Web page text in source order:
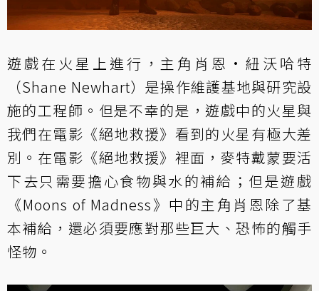
遊戲在火星上進行，主角肖恩·紐沃哈特
（Shane Newhart）是操作維護基地與研究設
施的工程師。但是不幸的是，遊戲中的火星與
我們在電影《絕地救援》看到的火星有極大差
別。在電影《絕地救援》裡面，麥特戴蒙要活
下去只需要擔心食物與水的補給；但是遊戲
《Moons of Madness》中的主角肖恩除了基
本補給，還必須要應對那些巨大、恐怖的觸手
怪物。